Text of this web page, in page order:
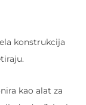
konstrukcija
kao alat za